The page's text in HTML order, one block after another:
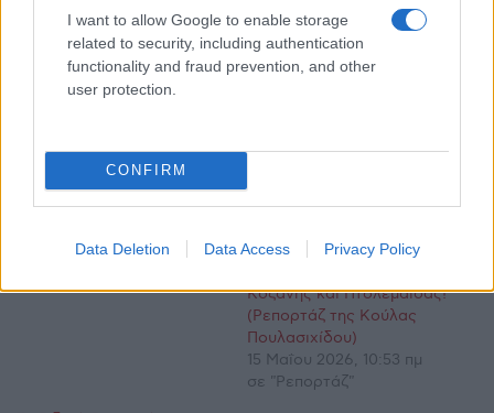
I want to allow Google to enable storage
related to security, including authentication
functionality and fraud prevention, and other
user protection.
CONFIRM
Data Deletion Data Access Privacy Policy
Κοζάνη: Με 21 αθλητές
στους Πανελλήνιους
Αγώνες Special Olympics
5 Μαΐου 2026, 4:58 μμ
Πανελλήνιους Αγώνες
2026”, η αποστολή του
Κοζάνης και Πτολεμαΐδας!
(Ρεπορτάζ της Κούλας
Πουλασιχίδου)
15 Μαΐου 2026, 10:53 πμ
σε "Ρεπορτάζ"